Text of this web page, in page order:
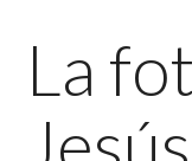
La